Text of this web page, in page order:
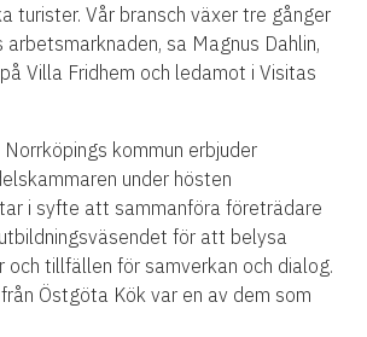
turister. Vår bransch växer tre gånger
sa Magnus Dahlin,
Villa Fridhem och ledamot i Visitas
kommun erbjuder
under hösten
i syfte att sammanföra företrädare
för att belysa
och tillfällen för samverkan och dialog.
Östgöta Kök var en av dem som